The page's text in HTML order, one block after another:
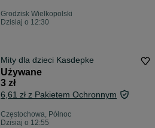
Grodzisk Wielkopolski
Dzisiaj o 12:30
Mity dla dzieci Kasdepke
Używane
3 zł
6,61 zł z Pakietem Ochronnym
Częstochowa, Północ
Dzisiaj o 12:55